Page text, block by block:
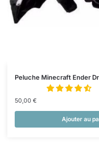
Peluche Minecraft Ender
50,00 €
Ajouter au